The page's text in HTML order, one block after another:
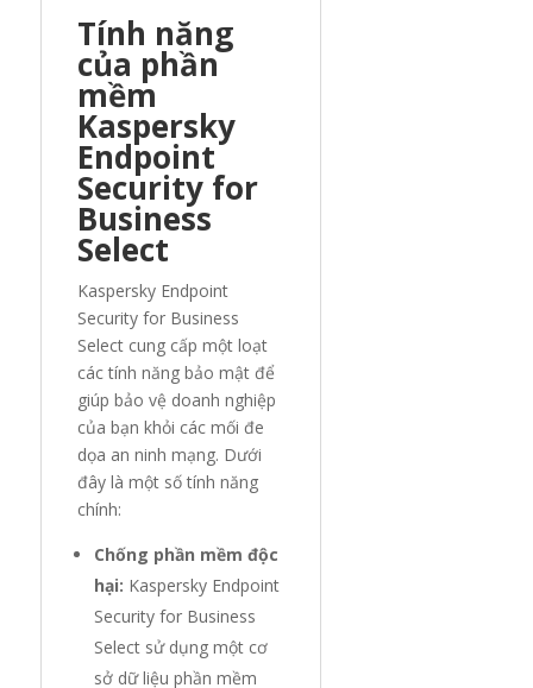
Tính năng
của phần
mềm
Kaspersky
Endpoint
Security for
Business
Select
Kaspersky Endpoint
Security for Business
Select cung cấp một loạt
các tính năng bảo mật để
giúp bảo vệ doanh nghiệp
của bạn khỏi các mối đe
dọa an ninh mạng. Dưới
đây là một số tính năng
chính:
Chống phần mềm độc
hại: Kaspersky Endpoint
Security for Business
Select sử dụng một cơ
sở dữ liệu phần mềm